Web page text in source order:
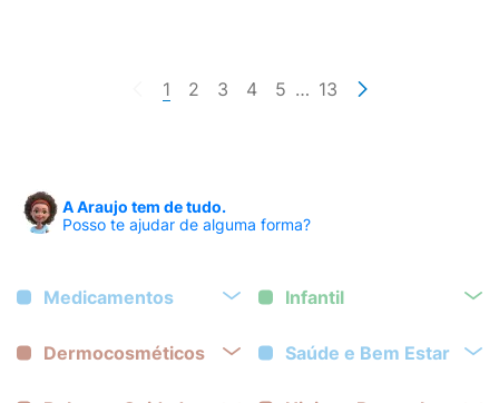
1 2 3 4 5 … 13
A Araujo tem de tudo.
Posso te ajudar de alguma forma?
Medicamentos Infantil
Dermocosméticos Saúde e Bem Estar